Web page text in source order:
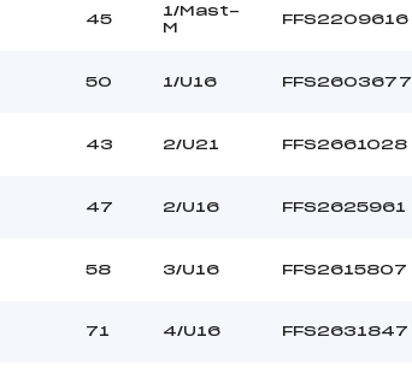
9h50
LACROIX MATHIEU (MJ)
COUVERT
45
1/Mast-
M
FFS2209616
50 1/U16 FFS2603677
43 2/U21 FFS2661028
47 2/U16 FFS2625961
58 3/U16 FFS2615807
71 4/U16 FFS2631847